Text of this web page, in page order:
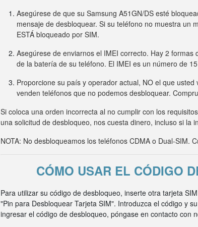
Asegúrese de que su Samsung A51GN/DS esté
mensaje de desbloquear. Si su teléfono no muestra un
ESTÁ bloqueado por SIM.
Asegúrese de enviarnos el IMEI correcto. Hay 2
de la batería de su teléfono. El IMEI es un número de
Proporcione su país y operador actual, NO el que
venden teléfonos que no podemos desbloquear.
Si coloca una orden incorrecta al no cumplir con los
una solicitud de desbloqueo, nos cuesta dinero, incluso si la
NOTA: No desbloqueamos los teléfonos CDMA o Dual-SIM.
CÓMO USAR EL CÓDIGO
Para utilizar su código de desbloqueo, inserte otra tarjeta
"Pin para Desbloquear Tarjeta SIM". Introduzca el código y
ingresar el código de desbloqueo, póngase en contacto con